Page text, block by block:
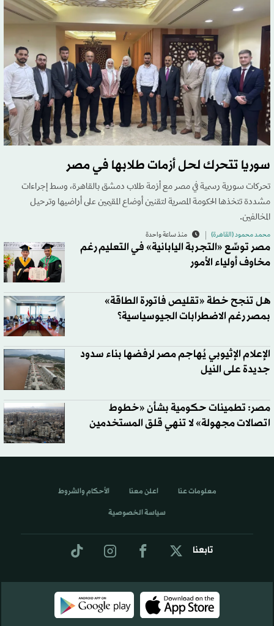
سوريا تتحرك لحل أزمات طلابها في مصر
تحركات سورية رسمية في مصر مع أزمة طلاب دمشق بالقاهرة، وسط إجراءات
مشددة تتخذها الحكومة المصرية لتقنين أوضاع المقيمين على أراضيها وترحيل
المخالفين.
محمد محمود (القاهرة) منذ ساعة واحدة
مصر توسِّع «التجربة اليابانية» في التعليم رغم
مخاوف أولياء الأمور
هل تنجح خطة «تقليص فاتورة الطاقة»
بمصر رغم الاضطرابات الجيوسياسية؟
الإعلام الإثيوبي يُهاجم مصر لرفضها بناء سدود
جديدة على النيل
مصر: تطمينات حكومية بشأن «خطوط
اتصالات مجهولة» لا تنهي قلق المستخدمين
تابعنا
معلومات عنا اعلن معنا الأحكام والشروط
سياسة الخصوصية